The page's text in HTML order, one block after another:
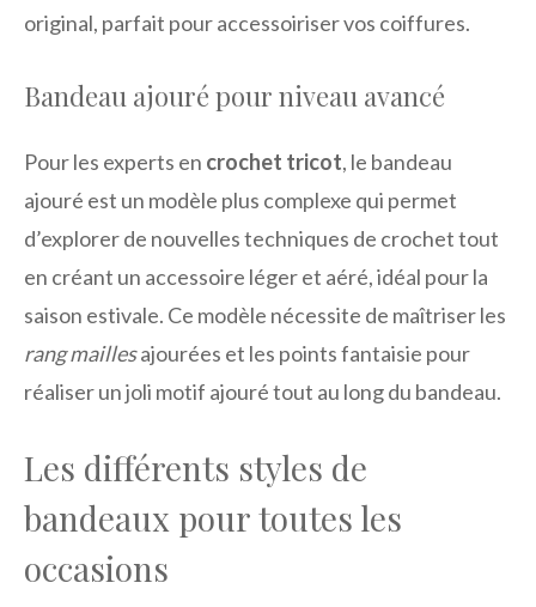
original, parfait pour accessoiriser vos coiffures.
Bandeau ajouré pour niveau avancé
Pour les experts en crochet tricot, le bandeau
ajouré est un modèle plus complexe qui permet
d’explorer de nouvelles techniques de crochet tout
en créant un accessoire léger et aéré, idéal pour la
saison estivale. Ce modèle nécessite de maîtriser les
rang maillesajourées et les points fantaisie pour
réaliser un joli motif ajouré tout au long du bandeau.
Les différents styles de
bandeaux pour toutes les
occasions